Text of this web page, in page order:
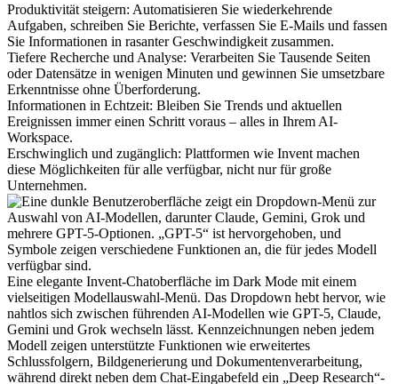
Produktivität steigern: Automatisieren Sie wiederkehrende
Aufgaben, schreiben Sie Berichte, verfassen Sie E-Mails und fassen
Sie Informationen in rasanter Geschwindigkeit zusammen.
Tiefere Recherche und Analyse: Verarbeiten Sie Tausende Seiten
oder Datensätze in wenigen Minuten und gewinnen Sie umsetzbare
Erkenntnisse ohne Überforderung.
Informationen in Echtzeit: Bleiben Sie Trends und aktuellen
Ereignissen immer einen Schritt voraus – alles in Ihrem AI-
Workspace.
Erschwinglich und zugänglich: Plattformen wie Invent machen
diese Möglichkeiten für alle verfügbar, nicht nur für große
Unternehmen.
Eine elegante Invent-Chatoberfläche im Dark Mode mit einem
vielseitigen Modellauswahl-Menü. Das Dropdown hebt hervor, wie
nahtlos sich zwischen führenden AI-Modellen wie GPT-5, Claude,
Gemini und Grok wechseln lässt. Kennzeichnungen neben jedem
Modell zeigen unterstützte Funktionen wie erweitertes
Schlussfolgern, Bildgenerierung und Dokumentenverarbeitung,
während direkt neben dem Chat-Eingabefeld ein „Deep Research“-